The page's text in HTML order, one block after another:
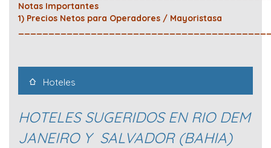
Notas Importantes
1) Precios Netos para Operadores / Mayoristasa
Hoteles
HOTELES SUGERIDOS EN RIO DEM
JANEIRO Y SALVADOR (BAHIA)